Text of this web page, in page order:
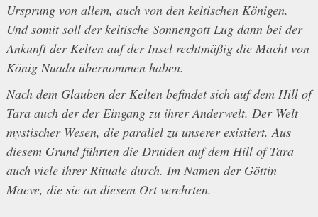
Ursprung von allem, auch von den keltischen Königen.
Und somit soll der keltische Sonnengott Lug dann bei der
Ankunft der Kelten auf der Insel rechtmäßig die Macht von
König Nuada übernommen haben.
Nach dem Glauben der Kelten befindet sich auf dem Hill of
Tara auch der der Eingang zu ihrer Anderwelt. Der Welt
mystischer Wesen, die parallel zu unserer existiert. Aus
diesem Grund führten die Druiden auf dem Hill of Tara
auch viele ihrer Rituale durch. Im Namen der Göttin
Maeve, die sie an diesem Ort verehrten.